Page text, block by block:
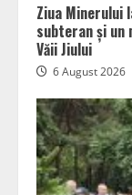
Ziua Minerului
subteran și
Văii Jiului
6 August 2026